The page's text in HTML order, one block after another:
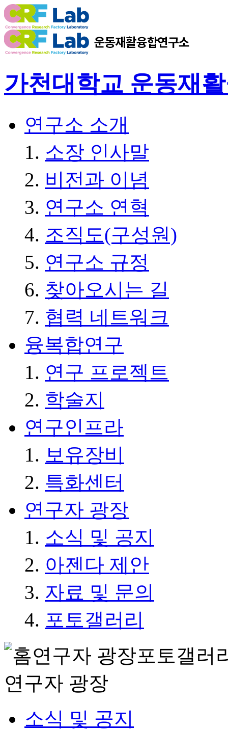
가천대학교 운동재
연구소 소개
소장 인사말
비전과 이념
연구소 연혁
조직도(구성원)
연구소 규정
찾아오시는 길
협력 네트워크
융복합연구
연구 프로젝트
학술지
연구인프라
보유장비
특화센터
연구자 광장
소식 및 공지
아젠다 제안
자료 및 문의
포토갤러리
연구자 광장포토갤러
연구자 광장
소식 및 공지